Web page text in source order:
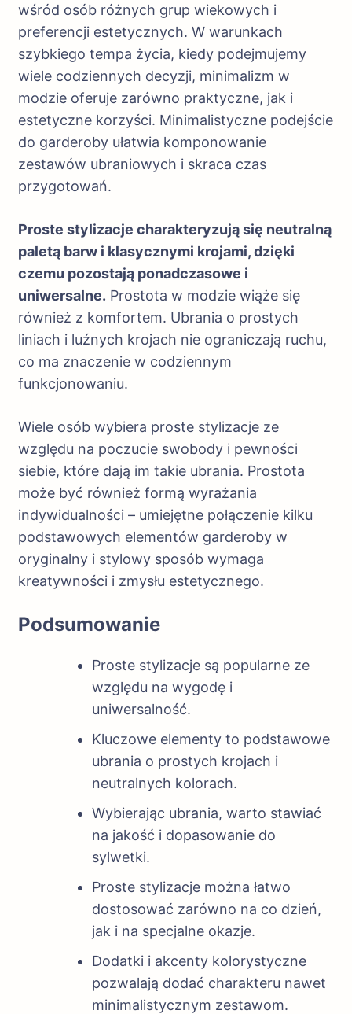
wśród osób różnych grup wiekowych i
preferencji estetycznych. W warunkach
szybkiego tempa życia, kiedy podejmujemy
wiele codziennych decyzji, minimalizm w
modzie oferuje zarówno praktyczne, jak i
estetyczne korzyści. Minimalistyczne podejście
do garderoby ułatwia komponowanie
zestawów ubraniowych i skraca czas
przygotowań.
Proste stylizacje charakteryzują się neutralną
paletą barw i klasycznymi krojami, dzięki
czemu pozostają ponadczasowe i
uniwersalne. Prostota w modzie wiąże się
również z komfortem. Ubrania o prostych
liniach i luźnych krojach nie ograniczają ruchu,
co ma znaczenie w codziennym
funkcjonowaniu.
Wiele osób wybiera proste stylizacje ze
względu na poczucie swobody i pewności
siebie, które dają im takie ubrania. Prostota
może być również formą wyrażania
indywidualności – umiejętne połączenie kilku
podstawowych elementów garderoby w
oryginalny i stylowy sposób wymaga
kreatywności i zmysłu estetycznego.
Podsumowanie
Proste stylizacje są popularne ze
względu na wygodę i
uniwersalność.
Kluczowe elementy to podstawowe
ubrania o prostych krojach i
neutralnych kolorach.
Wybierając ubrania, warto stawiać
na jakość i dopasowanie do
sylwetki.
Proste stylizacje można łatwo
dostosować zarówno na co dzień,
jak i na specjalne okazje.
Dodatki i akcenty kolorystyczne
pozwalają dodać charakteru nawet
minimalistycznym zestawom.